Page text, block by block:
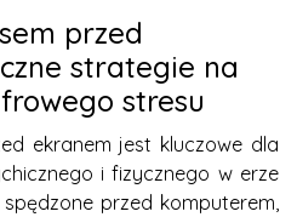
przed
strategie na
stresu
ekranem jest kluczowe dla
i fizycznego w erze
przed komputerem,